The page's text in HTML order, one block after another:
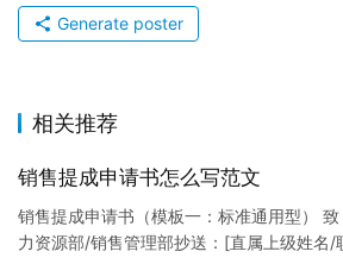
Generate poster
相关推荐
销售提成申请书怎么写范文
销售提成申请书（模板一：标准通用型）
力资源部/销售管理部抄送：[直属上级姓名/